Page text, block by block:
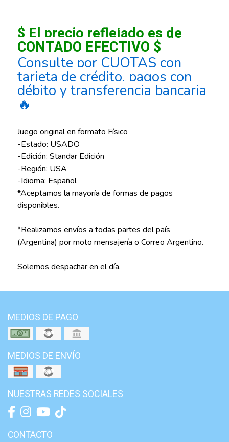
$ El precio reflejado es de
CONTADO EFECTIVO $
Consulte por CUOTAS con
tarjeta de crédito, pagos con
débito y transferencia bancaria
🔥
Juego original en formato Físico
-Estado: USADO
-Edición: Standar Edición
-Región: USA
-Idioma: Español
*Aceptamos la mayoría de formas de pagos
disponibles.
*Realizamos envíos a todas partes del país
(Argentina) por moto mensajería o Correo Argentino.
Solemos despachar en el día.
MEDIOS DE PAGO
MEDIOS DE ENVÍO
NUESTRAS REDES SOCIALES
CONTACTO